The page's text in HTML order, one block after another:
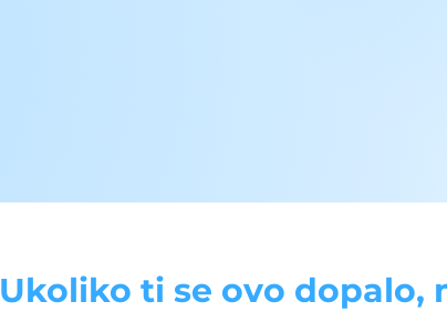
Ukoliko ti se ovo dopalo,